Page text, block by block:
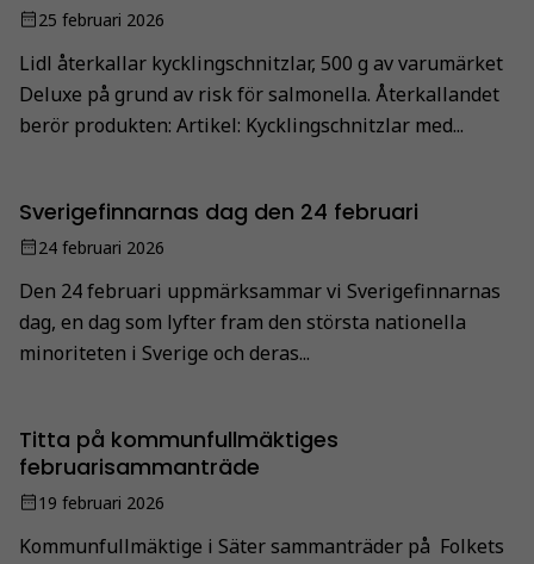
25 februari 2026
Lidl återkallar kycklingschnitzlar, 500 g av varumärket
Deluxe på grund av risk för salmonella. Återkallandet
berör produkten: Artikel: Kycklingschnitzlar med...
Sverigefinnarnas dag den 24 februari
24 februari 2026
Den 24 februari uppmärksammar vi Sverigefinnarnas
dag, en dag som lyfter fram den största nationella
minoriteten i Sverige och deras...
Titta på kommunfullmäktiges
februarisammanträde
19 februari 2026
Kommunfullmäktige i Säter sammanträder på Folkets